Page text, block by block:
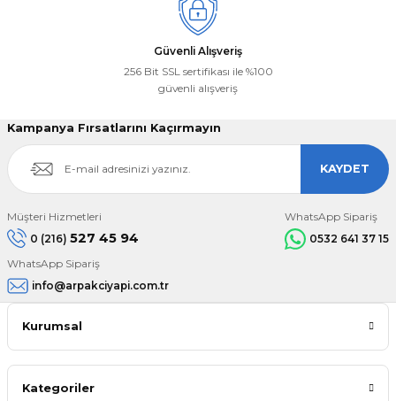
Güvenli Alışveriş
256 Bit SSL sertifikası ile %100
güvenli alışveriş
Kampanya Fırsatlarını Kaçırmayın
KAYDET
Müşteri Hizmetleri
0 (216) 527 45 94
WhatsApp Sipariş
0532 641 37 15
WhatsApp Sipariş
info@arpakciyapi.com.tr
Kurumsal
Kategoriler